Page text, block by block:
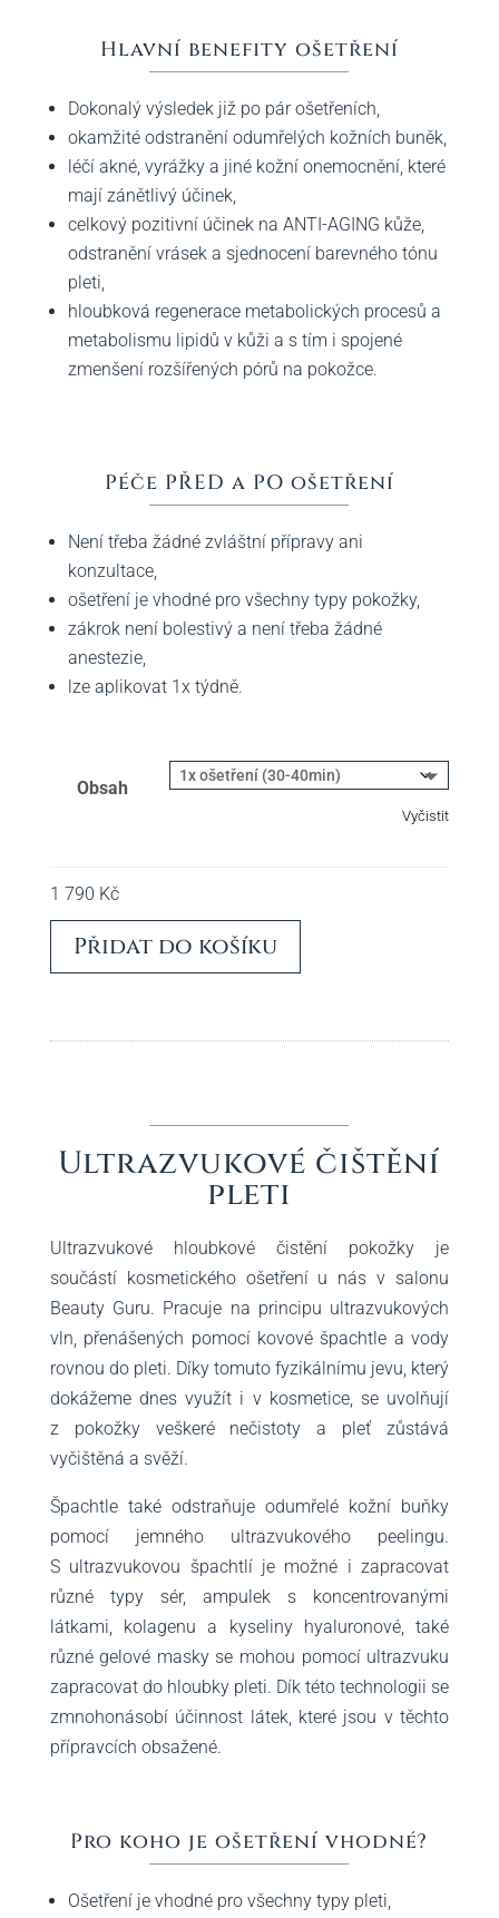
Hlavní benefity ošetření
Dokonalý výsledek již po pár ošetřeních,
okamžité odstranění odumřelých kožních buněk,
léčí akné, vyrážky a jiné kožní onemocnění, které
mají zánětlivý účinek,
celkový pozitivní účinek na ANTI-AGING kůže,
odstranění vrásek a sjednocení barevného tónu
pleti,
hloubková regenerace metabolických procesů a
metabolismu lipidů v kůži a s tím i spojené
zmenšení rozšířených pórů na pokožce.
Péče PŘED a PO ošetření
Není třeba žádné zvláštní přípravy ani
konzultace,
ošetření je vhodné pro všechny typy pokožky,
zákrok není bolestivý a není třeba žádné
anestezie,
lze aplikovat 1x týdně.
Obsah
Vyčistit
1 790 Kč
Přidat do košíku
Ultrazvukové čištění
pleti
Ultrazvukové hloubkové čistění pokožky je
součástí kosmetického ošetření u nás v salonu
Beauty Guru. Pracuje na principu ultrazvukových
vln, přenášených pomocí kovové špachtle a vody
rovnou do pleti. Díky tomuto fyzikálnímu jevu, který
dokážeme dnes využít i v kosmetice, se uvolňují
z pokožky veškeré nečistoty a pleť zůstává
vyčištěná a svěží.
Špachtle také odstraňuje odumřelé kožní buňky
pomocí jemného ultrazvukového peelingu.
S ultrazvukovou špachtlí je možné i zapracovat
různé typy sér, ampulek s koncentrovanými
látkami, kolagenu a kyseliny hyaluronové, také
různé gelové masky se mohou pomocí ultrazvuku
zapracovat do hloubky pleti. Dík této technologii se
zmnohonásobí účinnost látek, které jsou v těchto
přípravcích obsažené.
Pro koho je ošetření vhodné?
Ošetření je vhodné pro všechny typy pleti,